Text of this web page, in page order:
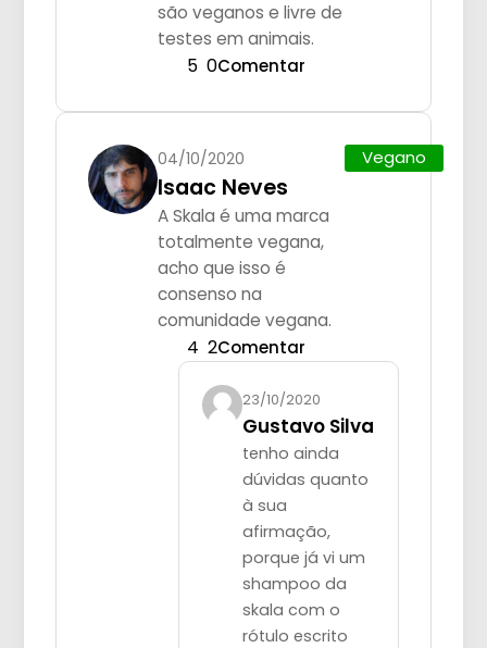
são veganos e livre de
testes em animais.
5 0Comentar
04/10/2020
Isaac Neves
A Skala é uma marca
totalmente vegana,
acho que isso é
consenso na
comunidade vegana.
Vegano
4 2Comentar
23/10/2020
Gustavo Silva
tenho ainda
dúvidas quanto
à sua
afirmação,
porque já vi um
shampoo da
skala com o
rótulo escrito